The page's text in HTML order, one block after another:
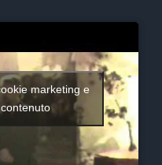
marketing e